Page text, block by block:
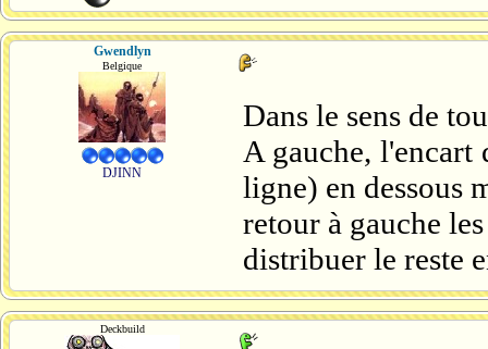
Gwendlyn
Belgique
DJINN
Dans le sens de
A gauche,
ligne) en dessous
retour à gauche
distribuer le reste
Deckbuild